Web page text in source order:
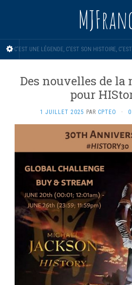
C'EST UNE LÉGENDE, C'EST SON HISTOIRE,
Des nouvelles de
pour
1 JUILLET 2025 PAR CPTEO ·